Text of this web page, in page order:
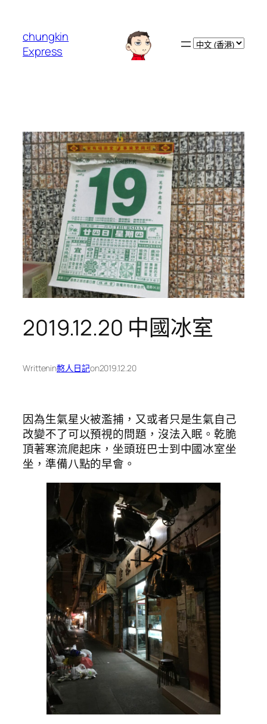
chungkin
Express
Choose
2019.12.20 中國冰室
Writtenin憨人日記on2019.12.20
因為生氣星火被濫捕，又或者只是生氣自己
改變不了可以預視的問題，沒法入眠。乾脆
頂著寒流爬起床，坐頭班巴士到中國冰室坐
坐，準備八點的早會。